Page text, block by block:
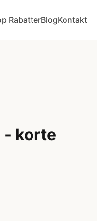
RabatterBlogKontakt
- korte